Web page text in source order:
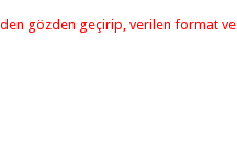
gözden geçirip, verilen format ve